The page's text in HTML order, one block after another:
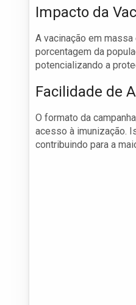
Impacto da
A vacinação em
porcentagem da
potencializando a
Facilidade de
O formato da
acesso à imunização.
contribuindo para a